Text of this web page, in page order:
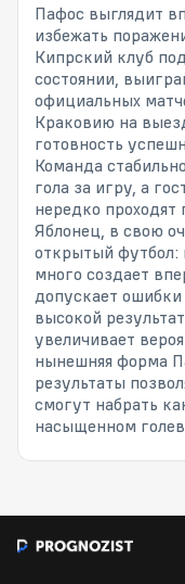
Пафос выглядит
избежать
Кипрский клуб
состоянии,
официальных
Краковию на
готовность
Команда
гола за игру, а
нередко
Яблонец, в свою
открытый футбол:
много создает
допускает ошибки
высокой
увеличивает
нынешняя форма
результаты
смогут набрать
насыщенном